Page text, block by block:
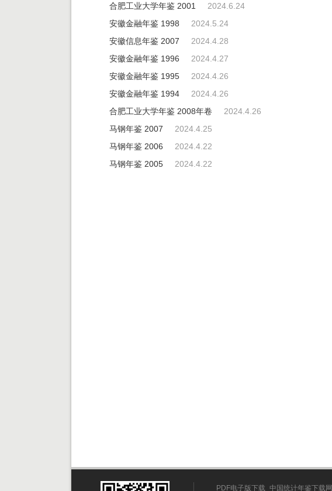
合肥工业大学年鉴 2001
2024.6.24
安徽金融年鉴 1998
2024.5.24
安徽信息年鉴 2007
2024.4.28
安徽金融年鉴 1996
2024.4.27
安徽金融年鉴 1995
2024.4.26
安徽金融年鉴 1994
2024.4.26
合肥工业大学年鉴 2008年卷
2024.4.26
马钢年鉴 2007
2024.4.25
马钢年鉴 2006
2024.4.22
马钢年鉴 2005
2024.4.22
PDF电子版下载_中国统计年鉴下载网